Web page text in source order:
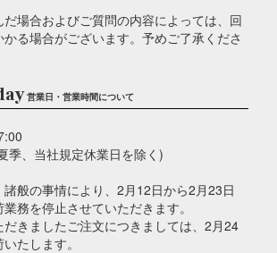
場合およびご質問の内容によっては、回
る場合がございます。予めご了承くださ
営業日・営業時間について
季、当社規定休業日を除く)
般の事情により、2月12日から2月23日
務を停止させていただきます。
だきましたご注文につきましては、2月24
たします。